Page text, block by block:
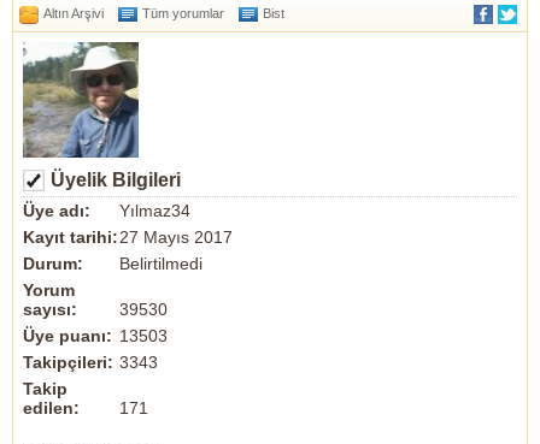
Altın Arşivi Tüm yorumlar Bist
Üyelik Bilgileri
Üye adı:
Yılmaz34
Kayıt tarihi:27 Mayıs 2017
Durum:
Belirtilmedi
Yorum
sayısı:
39530
Üye puanı: 13503
Takipçileri: 3343
Takip
edilen:
171